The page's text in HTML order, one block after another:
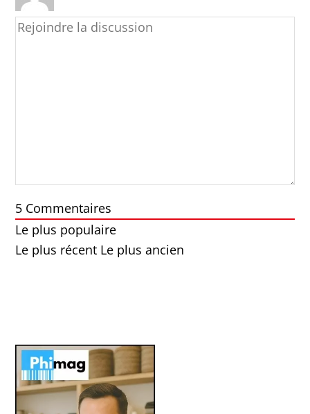
5 Commentaires
Le plus populaire
Le plus récent Le plus ancien